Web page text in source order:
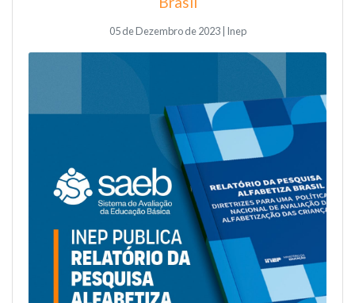
05 de Dezembro de 2023 | Inep